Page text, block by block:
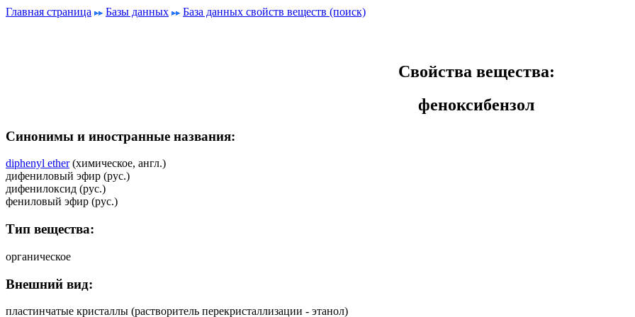
Главная страница Базы данных База данных свойств веществ (поиск)
Свойства вещества:
феноксибензол
Синонимы и иностранные названия:
diphenyl ether(химическое, англ.)
дифениловый эфир (рус.)
дифенилоксид (рус.)
фениловый эфир (рус.)
Тип вещества:
органическое
Внешний вид:
пластинчатые кристаллы (растворитель перекристаллизации - этанол)